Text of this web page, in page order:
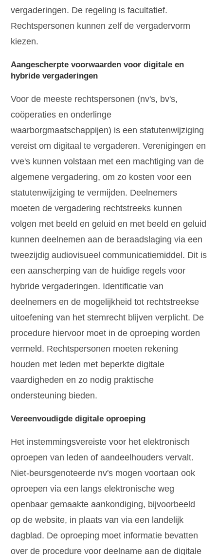
vergaderingen. De regeling is facultatief.
Rechtspersonen kunnen zelf de vergadervorm
kiezen.
Aangescherpte voorwaarden voor digitale en
hybride vergaderingen
Voor de meeste rechtspersonen (nv's, bv's,
coöperaties en onderlinge
waarborgmaatschappijen) is een statutenwijziging
vereist om digitaal te vergaderen. Verenigingen en
vve's kunnen volstaan met een machtiging van de
algemene vergadering, om zo kosten voor een
statutenwijziging te vermijden. Deelnemers
moeten de vergadering rechtstreeks kunnen
volgen met beeld en geluid en met beeld en geluid
kunnen deelnemen aan de beraadslaging via een
tweezijdig audiovisueel communicatiemiddel. Dit is
een aanscherping van de huidige regels voor
hybride vergaderingen. Identificatie van
deelnemers en de mogelijkheid tot rechtstreekse
uitoefening van het stemrecht blijven verplicht. De
procedure hiervoor moet in de oproeping worden
vermeld. Rechtspersonen moeten rekening
houden met leden met beperkte digitale
vaardigheden en zo nodig praktische
ondersteuning bieden.
Vereenvoudigde digitale oproeping
Het instemmingsvereiste voor het elektronisch
oproepen van leden of aandeelhouders vervalt.
Niet-beursgenoteerde nv's mogen voortaan ook
oproepen via een langs elektronische weg
openbaar gemaakte aankondiging, bijvoorbeeld
op de website, in plaats van via een landelijk
dagblad. De oproeping moet informatie bevatten
over de procedure voor deelname aan de digitale